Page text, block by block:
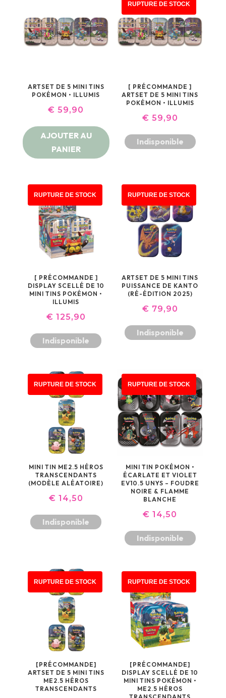
ARTSET DE 5 MINI TINS
POKÉMON • ILLUMIS
€ 59,90
AJOUTER AU
PANIER
RUPTURE DE STOCK
[ PRÉCOMMANDE ]
ARTSET DE 5 MINI TINS
POKÉMON • ILLUMIS
€ 59,90
Indisponible
RUPTURE DE STOCK
[ PRÉCOMMANDE ]
DISPLAY SCELLÉ DE 10
MINI TINS POKÉMON •
ILLUMIS
€ 125,90
Indisponible
RUPTURE DE STOCK
ARTSET DE 5 MINI TINS
PUISSANCE DE KANTO
(RÉ-ÉDITION 2025)
€ 79,90
Indisponible
RUPTURE DE STOCK
MINI TIN ME2.5 HÉROS
TRANSCENDANTS
(MODÈLE ALÉATOIRE)
€ 14,50
Indisponible
RUPTURE DE STOCK
MINI TIN POKÉMON •
ÉCARLATE ET VIOLET
EV10.5 UNYS – FOUDRE
NOIRE & FLAMME
BLANCHE
€ 14,50
Indisponible
RUPTURE DE STOCK
[PRÉCOMMANDE]
ARTSET DE 5 MINI TINS
ME2.5 HÉROS
TRANSCENDANTS
RUPTURE DE STOCK
[PRÉCOMMANDE]
DISPLAY SCELLÉ DE 10
MINI TINS POKÉMON •
ME2.5 HÉROS